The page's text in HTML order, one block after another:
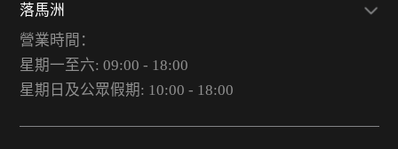
落馬洲
營業時間：
星期一至六: 09:00 - 18:00
星期日及公眾假期: 10:00 - 18:00